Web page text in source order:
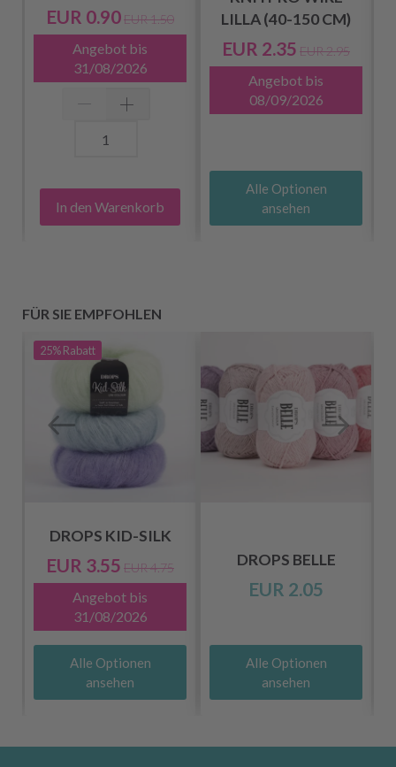
EUR 0.90EUR 1.50
Angebot bis
31/08/2026
In den Warenkorb
LILLA (40-150 CM)
EUR 2.35 EUR 2.95
Angebot bis
08/09/2026
Alle Optionen
ansehen
FÜR SIE EMPFOHLEN
25%Rabatt
DROPS KID-SILK
EUR 3.55 EUR 4.75
Angebot bis
31/08/2026
Alle Optionen
ansehen
DROPS BELLE
EUR 2.05
Alle Optionen
ansehen